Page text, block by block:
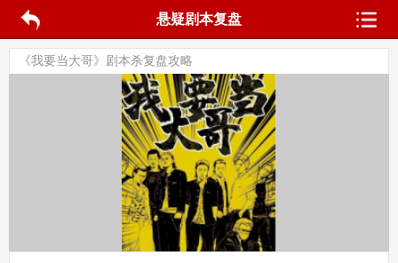
悬疑剧本复盘
《我要当大哥》剧本杀复盘攻略